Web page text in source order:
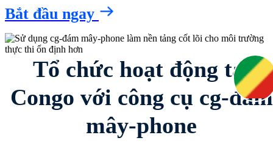
Bắt đầu ngay
Tổ chức hoạt động tại
Congo với công cụ cg-đám
mây-phone